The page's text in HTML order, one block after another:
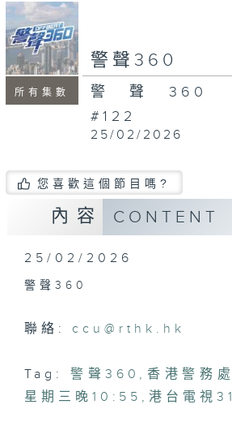
minutes,
seconds
所有集數
警聲360
警聲360
#122
25/02/2026
您喜歡這個節目嗎?
內容 CONTENT
25/02/2026
警聲360
聯絡: ccu@rthk.hk
Tag: 警聲360 , 香港警務處
星期三晚10:55 ,港台電視31